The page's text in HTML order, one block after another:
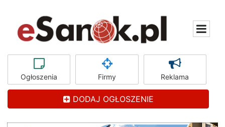
Ogłoszenia Firmy Reklama
DODAJ OGŁOSZENIE